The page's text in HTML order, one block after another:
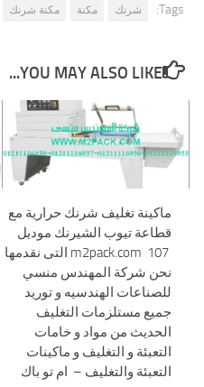
Tags: شرنك مكنة مكنة شرنك
YOU MAY ALSO LIKE...
ماكينة تغليف شرنك حرارية مع
قطاعة تيوب الشيرنك موديل
m2pack.com 107 التى نقدمها
نحن شركة المهندس منسي
للصناعات الهندسيه و توريد
جميع مستلزمات التغليف
الحديث من مواد و خامات
التعبئة و التغليف و ماكينات
التعبئة والتغليف – ام تو باك